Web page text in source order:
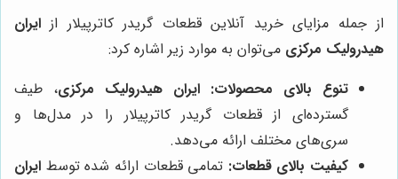
از جمله مزایای خرید آنلاین قطعات گریدر کاترپیلار از ایران
هیدرولیک مرکزی می‌توان به موارد زیر اشاره کرد:
تنوع بالای محصولات: ایران هیدرولیک مرکزی، طیف
گسترده‌ای از قطعات گریدر کاترپیلار را در مدل‌ها و
سری‌های مختلف ارائه می‌دهد.
کیفیت بالای قطعات: تمامی قطعات ارائه شده توسط ایران